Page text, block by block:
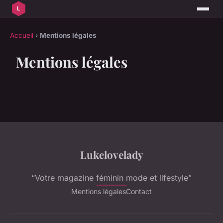
Accueil › Mentions légales
Mentions légales
Lukelovelady
“Votre magazine féminin mode et lifestyle”
Mentions légalesContact